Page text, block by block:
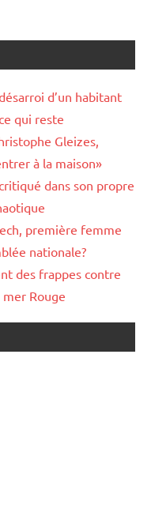
d’un habitant
qui reste
Gleizes,
à la maison»
dans son propre
première femme
nationale?
des frappes contre
Rouge